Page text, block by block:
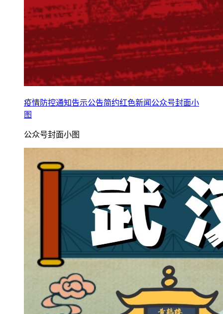
疫情防控通知告示公告简约红色新闻公众号封面小
图
公众号封面小图